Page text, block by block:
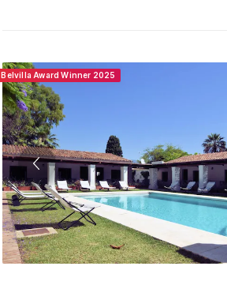
Belvilla Award Winner 2025